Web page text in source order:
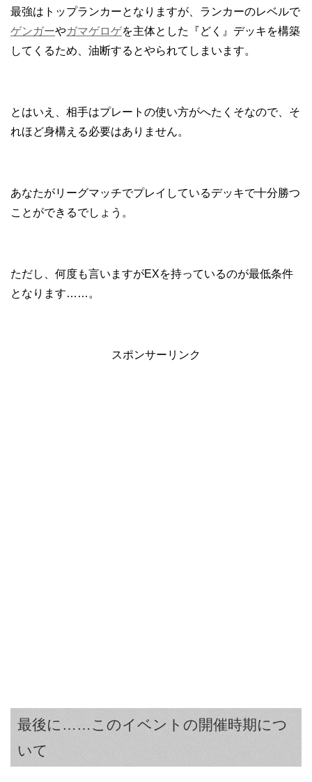
最強はトップランカーとなりますが、ランカーのレベルで
ゲンガーやガマゲロゲを主体とした『どく』デッキを構築
してくるため、油断するとやられてしまいます。
とはいえ、相手はプレートの使い方がへたくそなので、そ
れほど身構える必要はありません。
あなたがリーグマッチでプレイしているデッキで十分勝つ
ことができるでしょう。
ただし、何度も言いますがEXを持っているのが最低条件
となります……。
スポンサーリンク
最後に……このイベントの開催時期につ
いて